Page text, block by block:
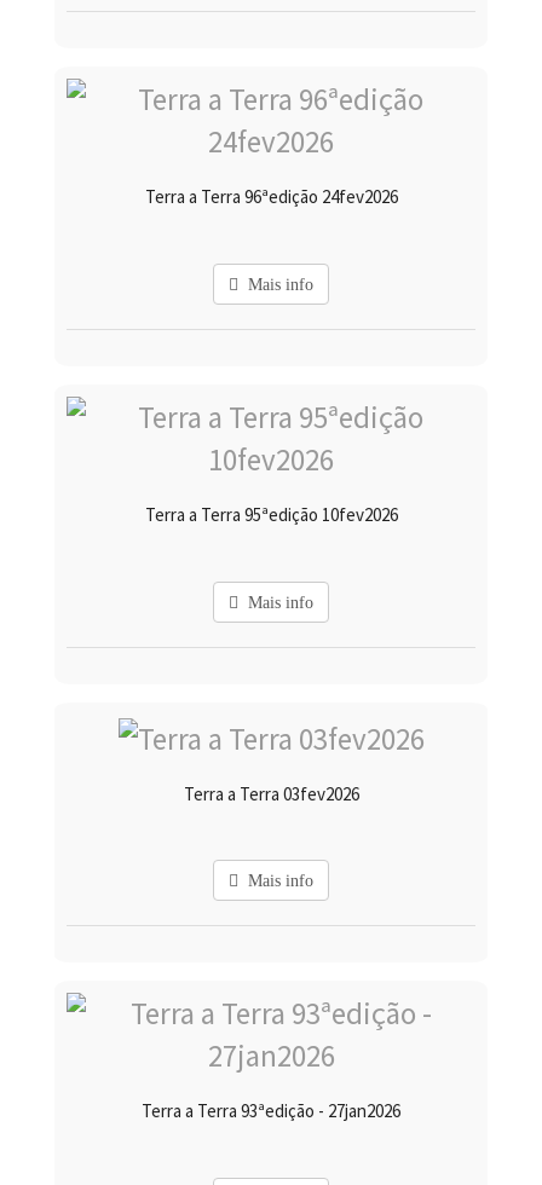
Terra a Terra 96ªedição 24fev2026
Mais info
Terra a Terra 95ªedição 10fev2026
Mais info
Terra a Terra 03fev2026
Mais info
Terra a Terra 93ªedição - 27jan2026